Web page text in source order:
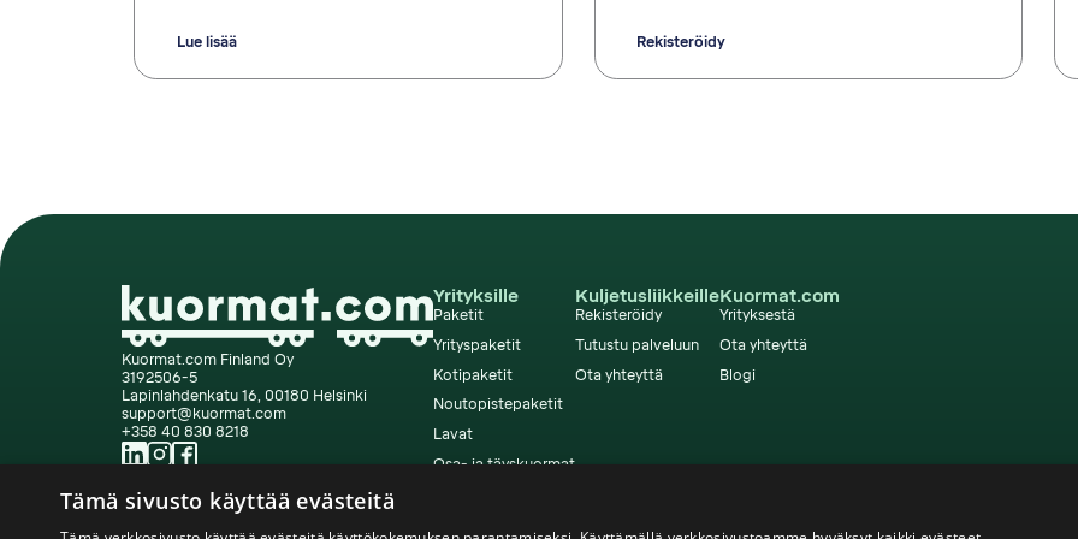
Lue lisää Rekisteröidy
Kuormat.com Finland Oy
3192506-5
Lapinlahdenkatu 16, 00180 Helsinki
support@kuormat.com
+358 40 830 8218
Yrityksille
Paketit
Yrityspaketit
Kotipaketit
Noutopistepaketit
Lavat
Osa- ja täyskuormat
Kuljetusliikkeille
Rekisteröidy
Tutustu palveluun
Ota yhteyttä
Kuormat.com
Yrityksestä
Ota yhteyttä
Blogi
Tämä sivusto käyttää evästeitä